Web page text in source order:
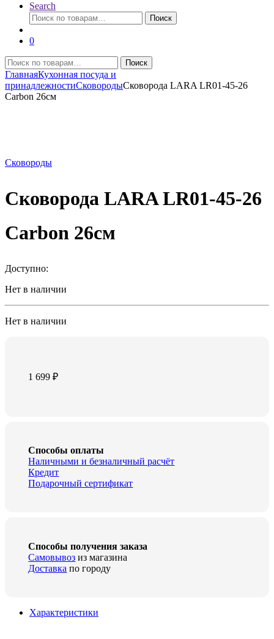
Search
Искать:
Поиск
0
Искать:
Поиск
ГлавнаяКухонная посуда и
принадлежностиСковородыСковорода LARA LR01-45-26
Carbon 26см
Сковороды
Сковорода LARA LR01-45-26
Carbon 26см
Доступно:
Нет в наличии
Нет в наличии
1 699₽
Способы оплаты
Наличными и безналичный расчёт
Кредит
Подарочный сертификат
Способы получения заказа
Самовывоз из магазина
Доставка по городу
Характеристики